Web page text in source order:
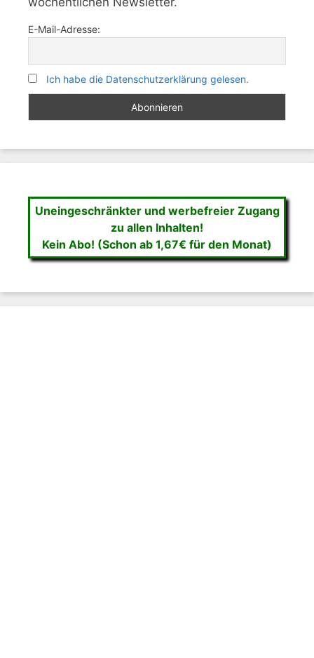
E-Mail-Adresse:
Ich habe die Datenschutzerklärung gelesen.
Uneingeschränkter und werbefreier Zugang
zu allen Inhalten!
Kein Abo! (Schon ab 1,67€ für den Monat)